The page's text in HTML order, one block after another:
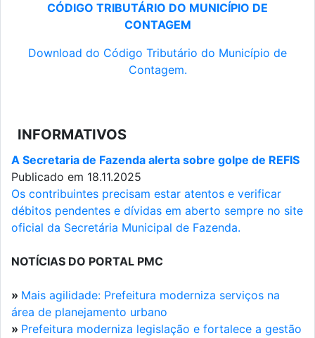
CÓDIGO TRIBUTÁRIO DO MUNICÍPIO DE
CONTAGEM
Download do Código Tributário do Município de
Contagem.
INFORMATIVOS
A Secretaria de Fazenda alerta sobre golpe de REFIS
Publicado em 18.11.2025
Os contribuintes precisam estar atentos e verificar
débitos pendentes e dívidas em aberto sempre no site
oficial da Secretária Municipal de Fazenda.
NOTÍCIAS DO PORTAL PMC
» Mais agilidade: Prefeitura moderniza serviços na
área de planejamento urbano
» Prefeitura moderniza legislação e fortalece a gestão